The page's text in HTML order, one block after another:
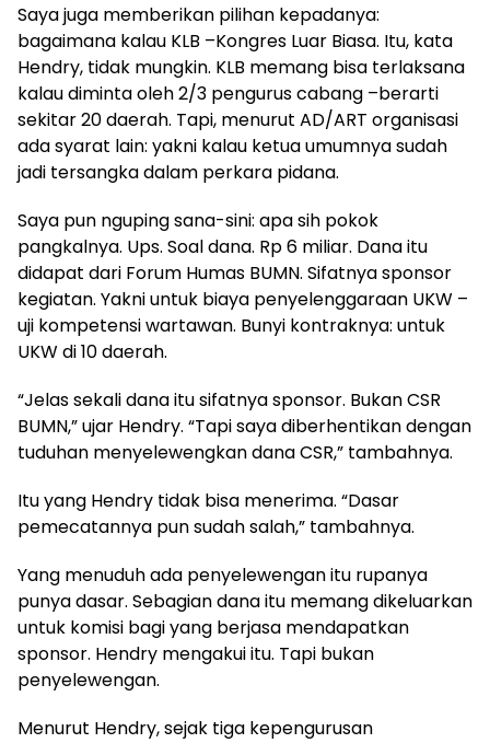
Saya juga memberikan pilihan kepadanya:
bagaimana kalau KLB –Kongres Luar Biasa. Itu, kata
Hendry, tidak mungkin. KLB memang bisa terlaksana
kalau diminta oleh 2/3 pengurus cabang –berarti
sekitar 20 daerah. Tapi, menurut AD/ART organisasi
ada syarat lain: yakni kalau ketua umumnya sudah
jadi tersangka dalam perkara pidana.
Saya pun nguping sana-sini: apa sih pokok
pangkalnya. Ups. Soal dana. Rp 6 miliar. Dana itu
didapat dari Forum Humas BUMN. Sifatnya sponsor
kegiatan. Yakni untuk biaya penyelenggaraan UKW –
uji kompetensi wartawan. Bunyi kontraknya: untuk
UKW di 10 daerah.
“Jelas sekali dana itu sifatnya sponsor. Bukan CSR
BUMN,” ujar Hendry. “Tapi saya diberhentikan dengan
tuduhan menyelewengkan dana CSR,” tambahnya.
Itu yang Hendry tidak bisa menerima. “Dasar
pemecatannya pun sudah salah,” tambahnya.
Yang menuduh ada penyelewengan itu rupanya
punya dasar. Sebagian dana itu memang dikeluarkan
untuk komisi bagi yang berjasa mendapatkan
sponsor. Hendry mengakui itu. Tapi bukan
penyelewengan.
Menurut Hendry, sejak tiga kepengurusan